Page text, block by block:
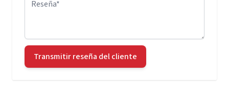
Transmitir reseña del cliente